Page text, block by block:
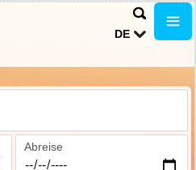
DE
Abreise